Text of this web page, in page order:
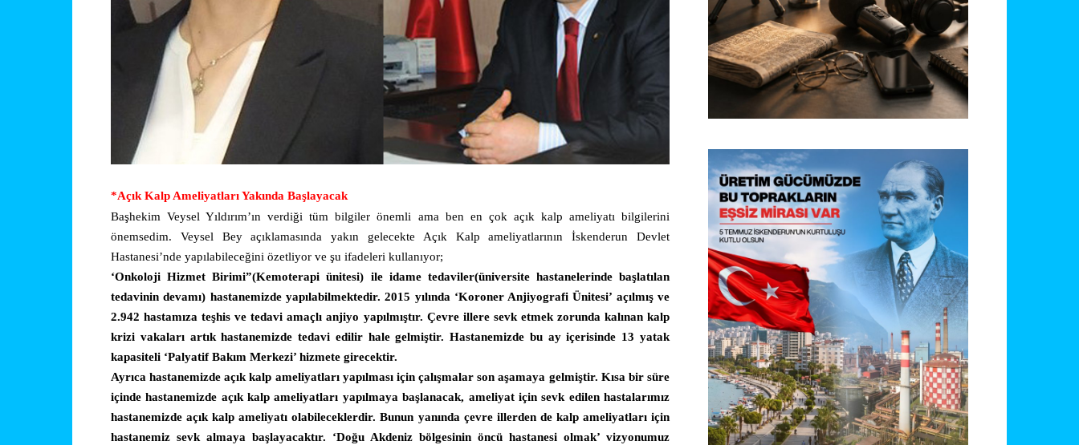
*Açık Kalp Ameliyatları Yakında Başlayacak
Başhekim Veysel Yıldırım’ın verdiği tüm bilgiler önemli ama ben en çok açık kalp ameliyatı bilgilerini
önemsedim. Veysel Bey açıklamasında yakın gelecekte Açık Kalp ameliyatlarının İskenderun Devlet
Hastanesi’nde yapılabileceğini özetliyor ve şu ifadeleri kullanıyor;
‘Onkoloji Hizmet Birimi”(Kemoterapi ünitesi) ile idame tedaviler(üniversite hastanelerinde başlatılan
tedavinin devamı) hastanemizde yapılabilmektedir. 2015 yılında ‘Koroner Anjiyografi Ünitesi’ açılmış ve
2.942 hastamıza teşhis ve tedavi amaçlı anjiyo yapılmıştır. Çevre illere sevk etmek zorunda kalınan kalp
krizi vakaları artık hastanemizde tedavi edilir hale gelmiştir. Hastanemizde bu ay içerisinde 13 yatak
kapasiteli ‘Palyatif Bakım Merkezi’ hizmete girecektir.
Ayrıca hastanemizde açık kalp ameliyatları yapılması için çalışmalar son aşamaya gelmiştir. Kısa bir süre
içinde hastanemizde açık kalp ameliyatları yapılmaya başlanacak, ameliyat için sevk edilen hastalarımız
hastanemizde açık kalp ameliyatı olabileceklerdir. Bunun yanında çevre illerden de kalp ameliyatları için
hastanemiz sevk almaya başlayacaktır. ‘Doğu Akdeniz bölgesinin öncü hastanesi olmak’ vizyonumuz